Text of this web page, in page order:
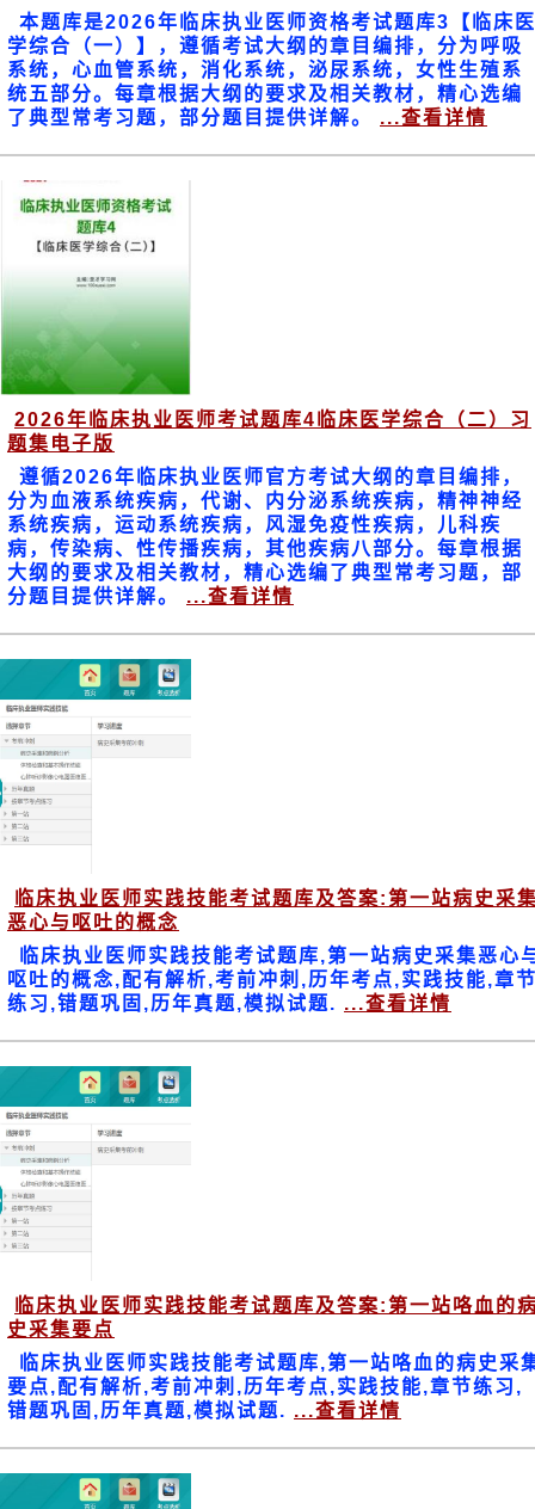
本题库是2026年临床执业医师资格考试题库3【临床医
学综合（一）】，遵循考试大纲的章目编排，分为呼吸
系统，心血管系统，消化系统，泌尿系统，女性生殖系
统五部分。每章根据大纲的要求及相关教材，精心选编
了典型常考习题，部分题目提供详解。
...查看详情
2026年临床执业医师考试题库4临床医学综合（二）习
题集电子版
遵循2026年临床执业医师官方考试大纲的章目编排，
分为血液系统疾病，代谢、内分泌系统疾病，精神神经
系统疾病，运动系统疾病，风湿免疫性疾病，儿科疾
病，传染病、性传播疾病，其他疾病八部分。每章根据
大纲的要求及相关教材，精心选编了典型常考习题，部
分题目提供详解。
...查看详情
临床执业医师实践技能考试题库及答案:第一站病史采
恶心与呕吐的概念
临床执业医师实践技能考试题库,第一站病史采集恶心
呕吐的概念,配有解析,考前冲刺,历年考点,实践技能,章
练习,错题巩固,历年真题,模拟试题. ...查看详情
临床执业医师实践技能考试题库及答案:第一站咯血的
史采集要点
临床执业医师实践技能考试题库,第一站咯血的病史采
要点,配有解析,考前冲刺,历年考点,实践技能,章节练习,
错题巩固,历年真题,模拟试题. ...查看详情